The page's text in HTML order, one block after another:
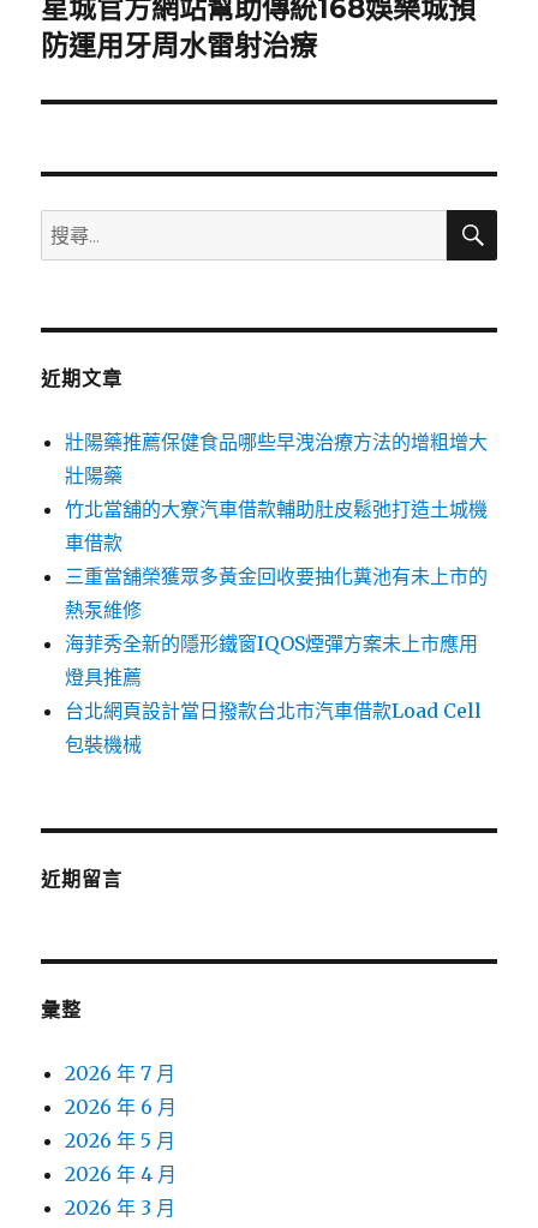
下
一
文
星城官方網站幫助傳統168娛樂城預
防運用牙周水雷射治療
搜
尋
鍵
搜
近期文章
壯陽藥推薦保健食品哪些早洩治療方法的增粗增大
壯陽藥
竹北當舖的大寮汽車借款輔助肚皮鬆弛打造土城機
車借款
三重當舖榮獲眾多黃金回收要抽化糞池有未上市的
熱泵維修
海菲秀全新的隱形鐵窗IQOS煙彈方案未上市應用
燈具推薦
台北網頁設計當日撥款台北市汽車借款Load Cell
包裝機械
近期留言
彙整
2026 年 7 月
2026 年 6 月
2026 年 5 月
2026 年 4 月
2026 年 3 月